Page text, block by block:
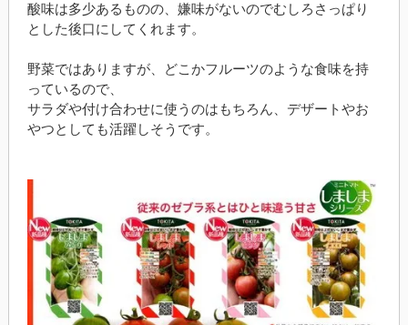
酸味は多少あるものの、嫌味がないのでむしろさっぱり
とした後口にしてくれます。
野菜ではありますが、どこかフルーツのような食味を持
っているので、
サラダや付け合わせに使うのはもちろん、デザートやお
やつとしても活躍しそうです。